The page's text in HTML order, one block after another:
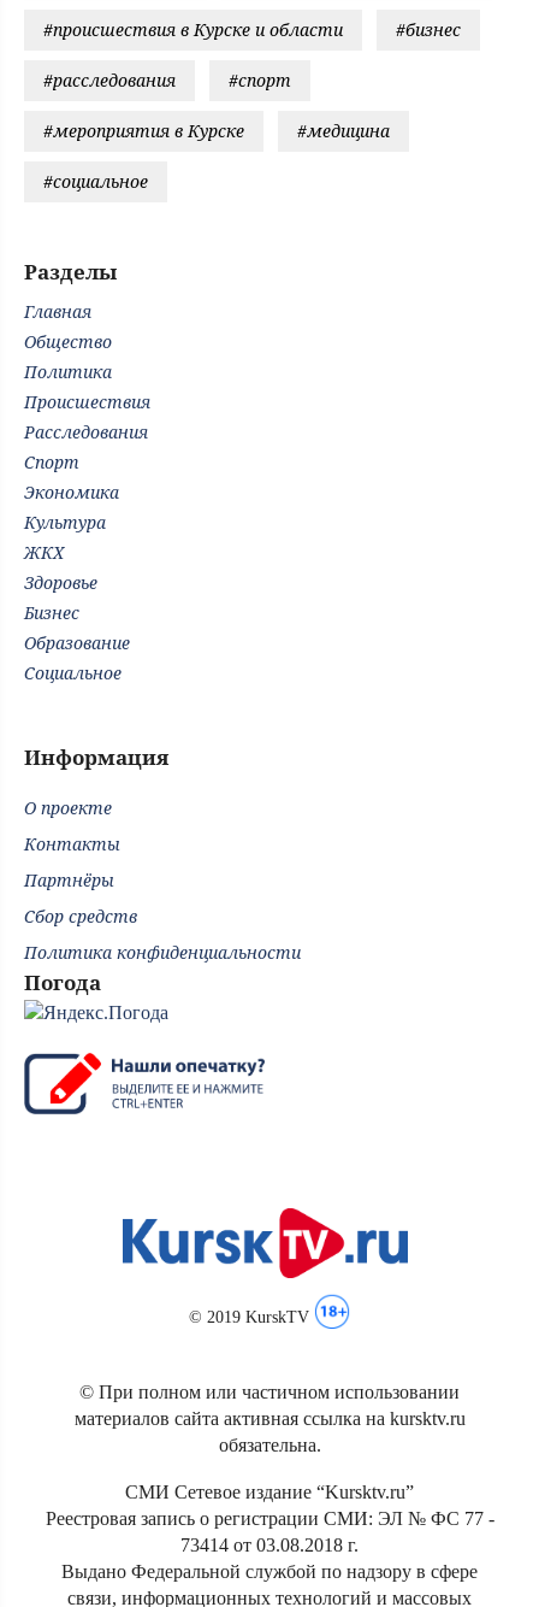
#происшествия в Курске и области #бизнес
#расследования #спорт
#мероприятия в Курске #медицина
#социальное
Разделы
Главная
Общество
Политика
Происшествия
Расследования
Спорт
Экономика
Культура
ЖКХ
Здоровье
Бизнес
Образование
Социальное
Информация
О проекте
Контакты
Партнёры
Сбор средств
Политика конфиденциальности
Погода
© 2019 KurskTV
© При полном или частичном использовании
материалов сайта активная ссылка на kursktv.ru
обязательна.
СМИ Сетевое издание “Kursktv.ru”
Реестровая запись о регистрации СМИ: ЭЛ № ФС 77 -
73414 от 03.08.2018 г.
Выдано Федеральной службой по надзору в сфере
связи, информационных технологий и массовых